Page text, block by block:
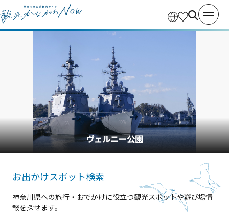
ヴェルニー公園
お出かけスポット検索
神奈川県への旅行・おでかけに役立つ観光スポットや遊び場情
報を探せます。